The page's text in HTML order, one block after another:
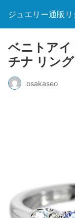
ジュエリー通販
ベニトア
チナ リン
osakaseo